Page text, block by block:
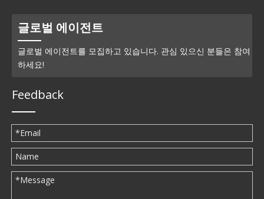
글로벌 에이전트
글로벌 에이전트를 모집하고 있습니다. 관심 있으신 분들은 참여
하세요!
Feedback